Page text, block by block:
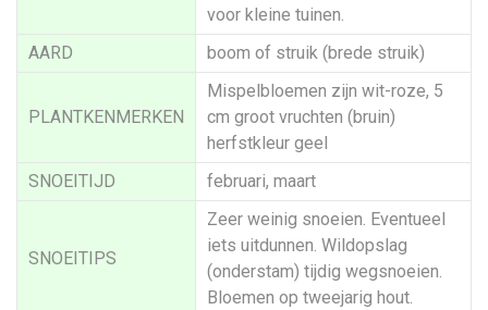
voor kleine tuinen.
AARD
boom of struik (brede struik)
PLANTKENMERKEN
Mispelbloemen zijn wit-roze, 5
cm groot vruchten (bruin)
herfstkleur geel
SNOEITIJD
februari, maart
SNOEITIPS
Zeer weinig snoeien. Eventueel
iets uitdunnen. Wildopslag
(onderstam) tijdig wegsnoeien.
Bloemen op tweejarig hout.